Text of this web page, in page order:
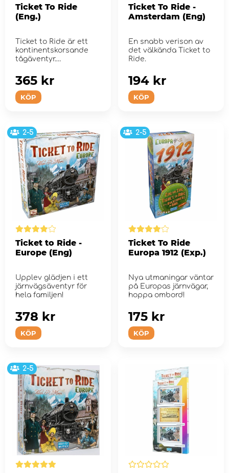
Ticket To Ride
(Eng.)
Ticket to Ride är ett
kontinentskorsande
tågäventyr.
KÖP
365 kr
Ticket To Ride -
Amsterdam (Eng)
En snabb verison av
det välkända Ticket to
Ride.
KÖP
194 kr
2-5
Ticket to Ride -
Europe (Eng)
Upplev glädjen i ett
järnvägsäventyr för
hela familjen!
KÖP
378 kr
2-5
Ticket To Ride
Europa 1912 (Exp.)
Nya utmaningar väntar
på Europas järnvägar,
hoppa ombord!
KÖP
175 kr
2-5